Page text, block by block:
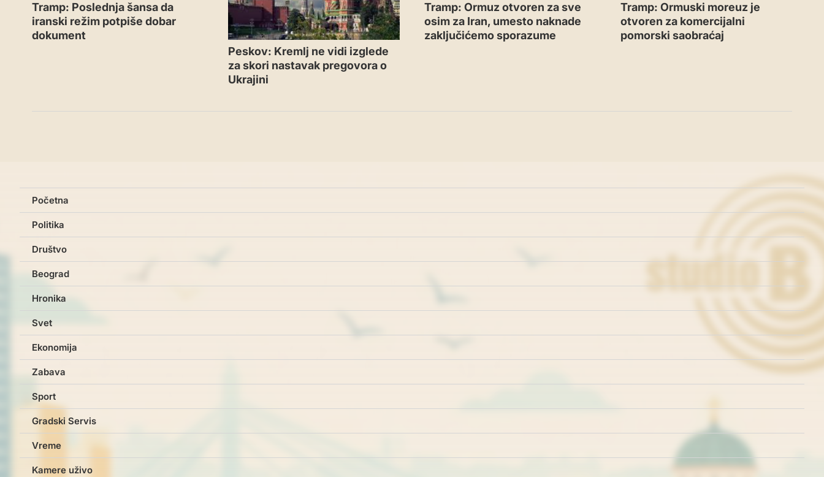
Tramp: Poslednja šansa da
iranski režim potpiše dobar
dokument
Peskov: Kremlj ne vidi izglede
za skori nastavak pregovora o
Ukrajini
Tramp: Ormuz otvoren za sve
osim za Iran, umesto naknade
zaključićemo sporazume
Tramp: Ormuski moreuz je
otvoren za komercijalni
pomorski saobraćaj
Početna
Politika
Društvo
Beograd
Hronika
Svet
Ekonomija
Zabava
Sport
Gradski Servis
Vreme
Kamere uživo